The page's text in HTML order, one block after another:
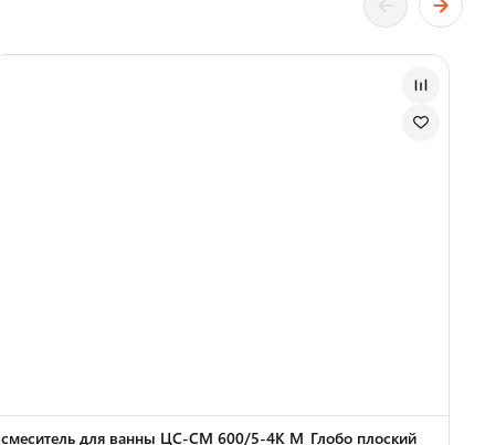
смеситель для ванны ЦС-СМ 600/5-4К М_Глобо плоский